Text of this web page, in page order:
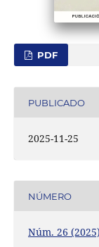
PDF
PUBLICADO
2025-11-25
NÚMERO
Núm. 26